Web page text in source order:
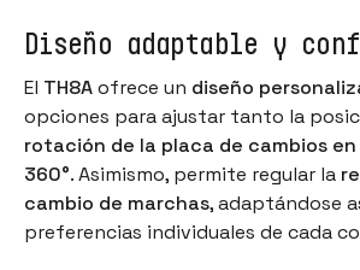
Diseño adaptable y
El TH8Aofrece un diseño
opciones para ajustar tanto la
rotación de la placa de cambios
360°. Asimismo, permite regular la
cambio de marchas, adaptándose
preferencias individuales de cada